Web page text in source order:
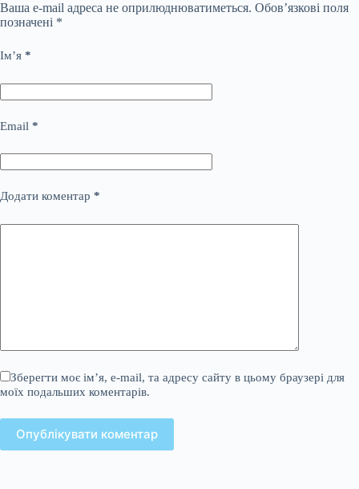
Ваша e-mail адреса не оприлюднюватиметься. Обов’язкові поля
позначені *
Ім’я *
Email *
Додати коментар *
Зберегти моє ім’я, e-mail, та адресу сайту в цьому браузері для
моїх подальших коментарів.
Опублікувати коментар